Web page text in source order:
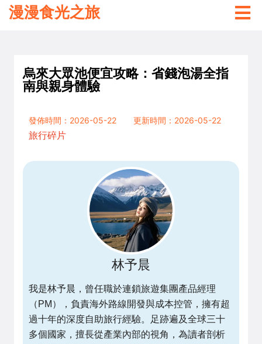
漫漫食光之旅
烏來大眾池便宜攻略：省錢泡湯全指
南與親身體驗
發佈時間：2026-05-22
更新時間：2026-05-22
旅行碎片
林予晨
我是林予晨，曾任職於連鎖旅遊集團產品經理
（PM），負責海外路線開發與成本控管，擁有超
過十年的深度自助旅行經驗。足跡遍及全球三十
多個國家，擅長從產業內部的視角，為讀者剖析